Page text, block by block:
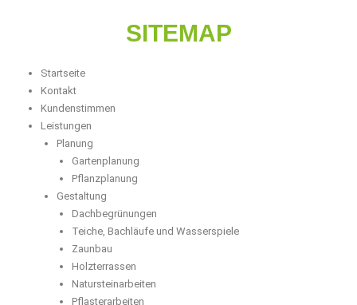
SITEMAP​
Startseite
Kontakt
Kundenstimmen
Leistungen
Planung
Gartenplanung
Pflanzplanung
Gestaltung
Dachbegrünungen
Teiche, Bachläufe und Wasserspiele
Zaunbau
Holzterrassen
Natursteinarbeiten
Pflasterarbeiten